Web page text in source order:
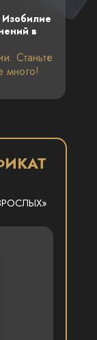
в
Станьте
много!